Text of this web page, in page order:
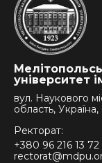
університет
вул. Наукового
область,
Ректорат:
+380 96 216 13 72